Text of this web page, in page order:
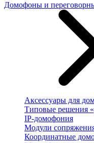
Домофоны и
Аксессуары для
Типовые решения
IP-домофония
Модули
Координатные